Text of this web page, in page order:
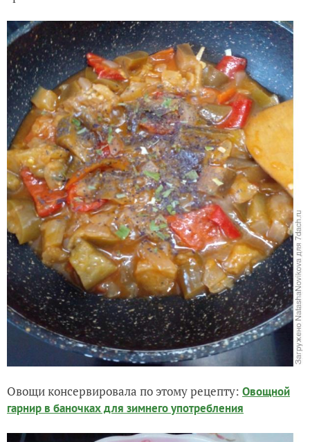
Овощи консервировала по этому рецепту: Овощной
гарнир в баночках для зимнего употребления